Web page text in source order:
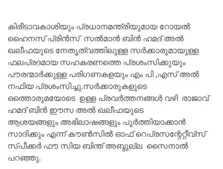
കിരീടാവകാശിയും പ്രധാനമന്ത്രിയുമായ റോയൽ
ഹൈനസ് പ്രിൻസ് സൽമാൻ ബിൻ ഹമദ് അൽ
ഖലീഫയുടെ നേതൃത്വത്തിലുള്ള സർക്കാരുമായുള്ള
ഫലപ്രദമായ സഹകരണത്തെ പ്രശംസിക്കുയും
പൗരന്മാർക്കുള്ള പരിഗണകളയും എം‌ പി‌ ,എസ് അൽ
നഫിയ പ്രശംസിച്ചു.സർക്കാരുകളുടെ
ഒത്തൊരുമയോടെ ഉള്ള പ്രവർത്തനങ്ങൾ വഴി രാജാവ്
ഹമദ് ബിൻ ഈസ അൽ ഖലീഫയുടെ
ആശയങ്ങളുംഅഭിലാഷങ്ങളും പൂർത്തിയാക്കാൻ
സാദിക്കും എന്ന്കൗൺസിൽ ഓഫ് റെപ്രസന്റേറ്റീവ്‌സ്
സ്പീക്കർ ഫൗ സിയ ബിന്ത് അബ്ദുല്ല സൈനാൽ
പറഞ്ഞു.